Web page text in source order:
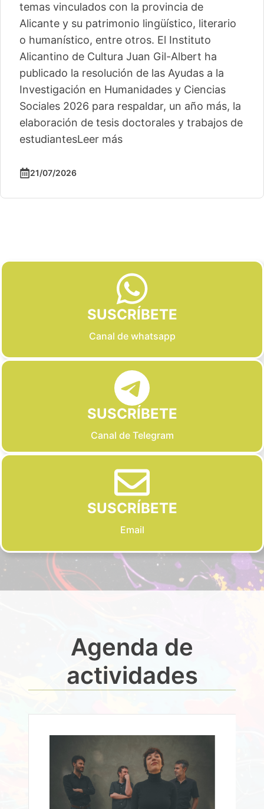
temas vinculados con la provincia de
Alicante y su patrimonio lingüístico, literario
o humanístico, entre otros. El Instituto
Alicantino de Cultura Juan Gil-Albert ha
publicado la resolución de las Ayudas a la
Investigación en Humanidades y Ciencias
Sociales 2026 para respaldar, un año más, la
elaboración de tesis doctorales y trabajos de
estudiantesLeer más
21/07/2026
SUSCRÍBETE
Canal de whatsapp
SUSCRÍBETE
Canal de Telegram
SUSCRÍBETE
Email
Agenda de
actividades